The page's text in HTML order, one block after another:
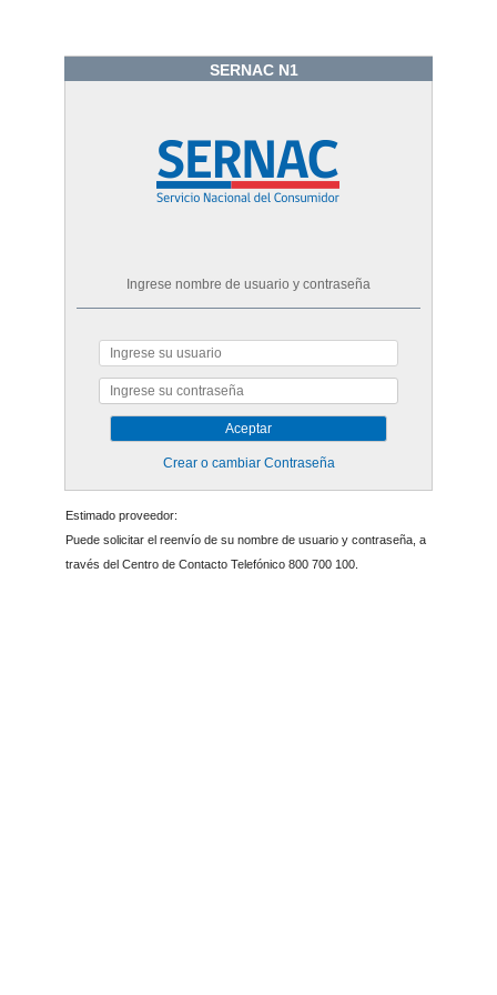
SERNAC N1
Ingrese nombre de usuario y contraseña
Crear o cambiar Contraseña
Estimado proveedor:
Puede solicitar el reenvío de su nombre de usuario y contraseña, a
través del Centro de Contacto Telefónico 800 700 100.